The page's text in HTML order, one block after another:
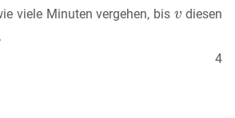
viele Minuten vergehen, bis
diesen
4